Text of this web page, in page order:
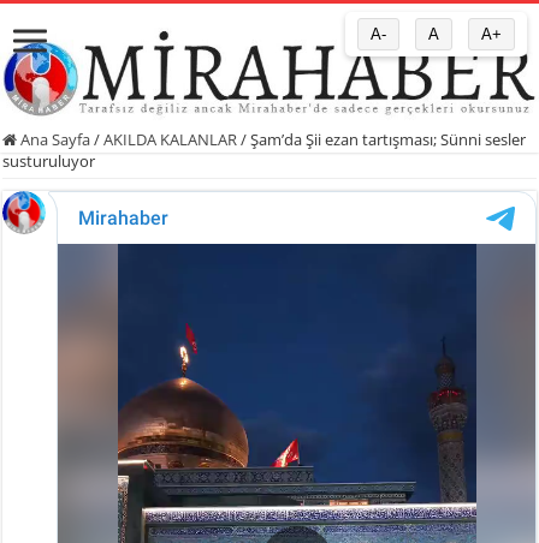
Ana Sayfa/AKILDA KALANLAR /Şam’da Şii ezan tartışması; Sünni sesler
susturuluyor
A- A A+